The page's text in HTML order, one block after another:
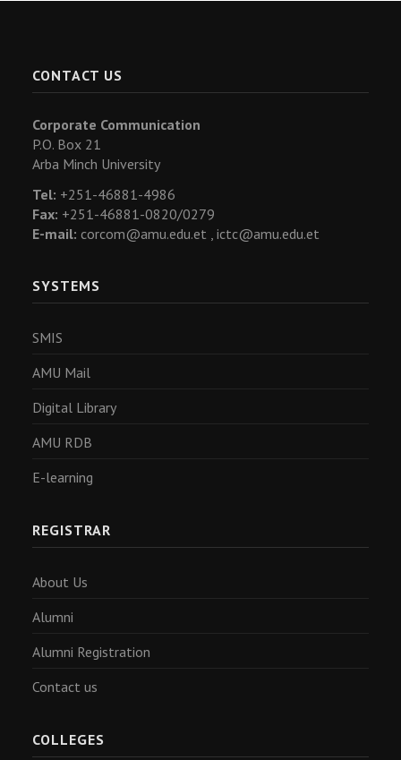
CONTACT US
Corporate Communication
P.O. Box 21
Arba Minch University
Tel: +251-46881-4986
Fax: +251-46881-0820/0279
E-mail: corcom@amu.edu.et , ictc@amu.edu.et
SYSTEMS
SMIS
AMU Mail
Digital Library
AMU RDB
E-learning
REGISTRAR
About Us
Alumni
Alumni Registration
Contact us
COLLEGES